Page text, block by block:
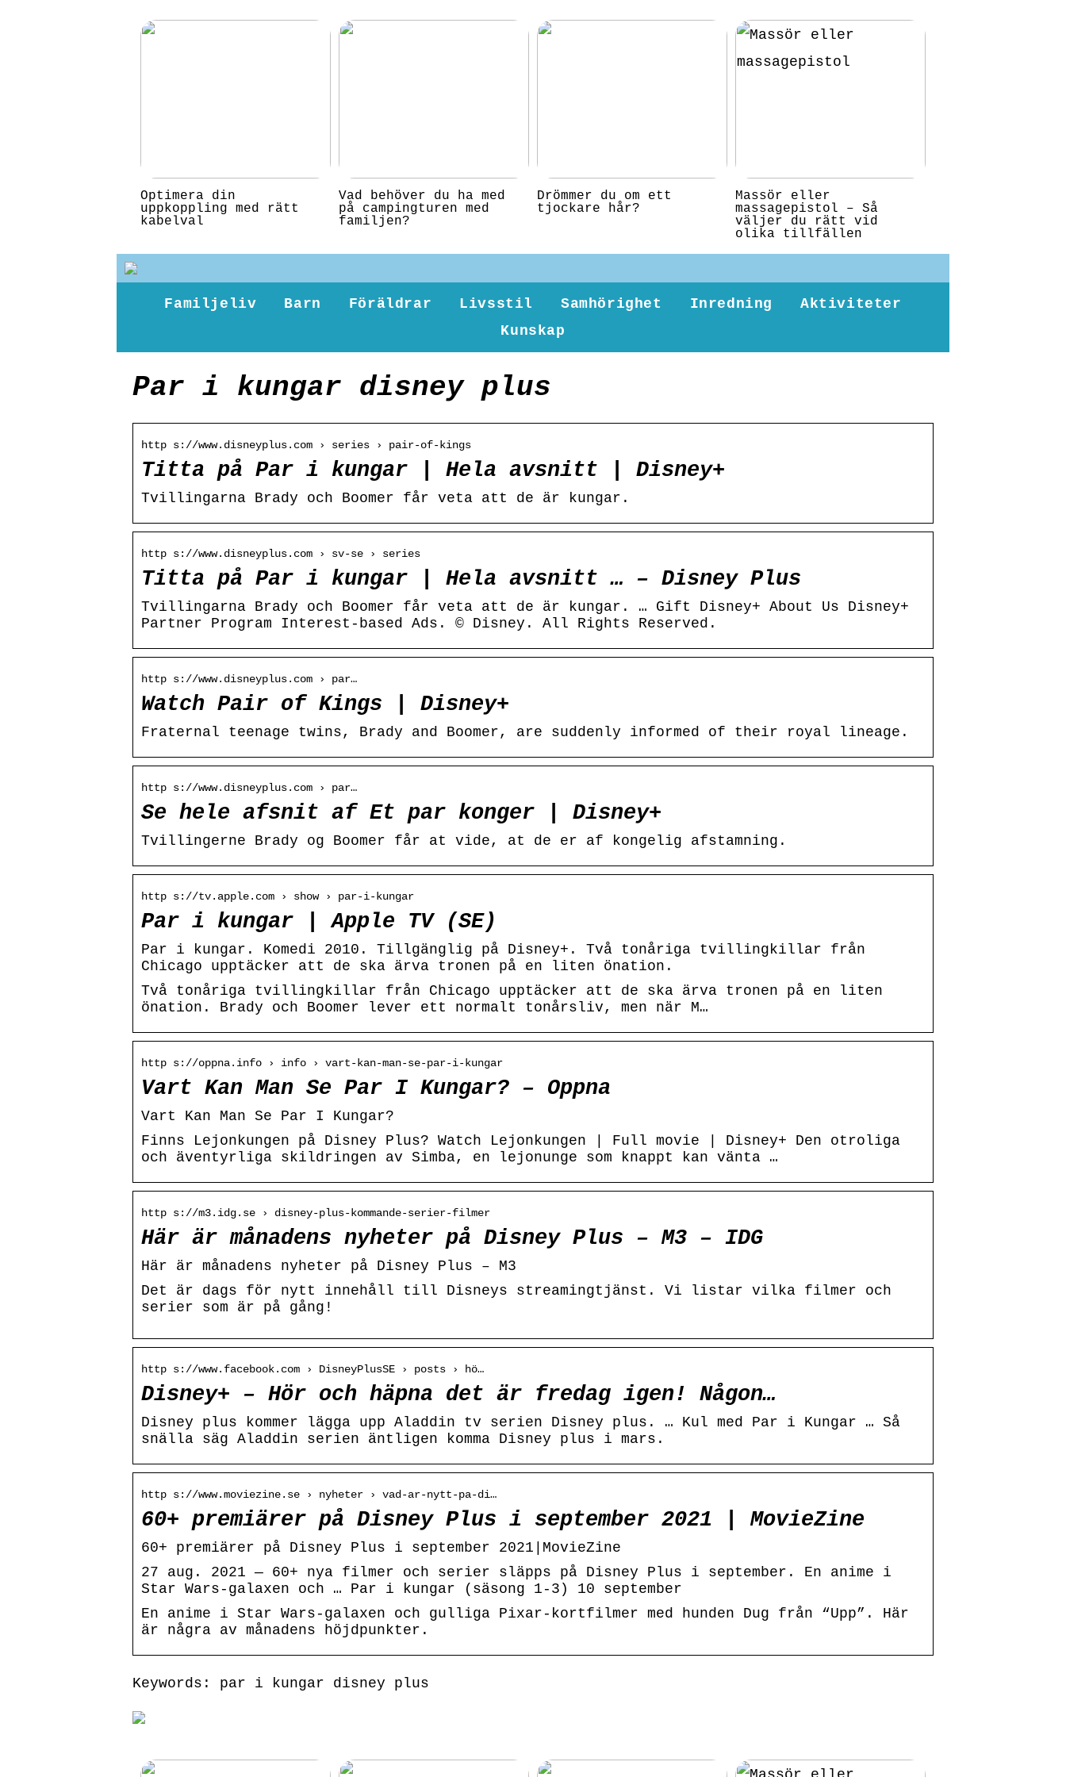
Optimera din
uppkoppling med rätt
kabelval
Vad behöver du ha med
på campingturen med
familjen?
Drömmer du om ett
tjockare hår?
Massör eller
massagepistol – Så
väljer du rätt vid
olika tillfällen
Familjeliv Barn Föräldrar Livsstil Samhörighet Inredning
Aktiviteter
Kunskap
Par i kungar disney plus
http s://www.disneyplus.com › series › pair-of-kings
Titta på Par i kungar | Hela avsnitt | Disney+
Tvillingarna Brady och Boomer får veta att de är kungar.
http s://www.disneyplus.com › sv-se › series
Titta på Par i kungar | Hela avsnitt … – Disney Plus
Tvillingarna Brady och Boomer får veta att de är kungar. … Gift Disney+ About Us Disney+
Partner Program Interest-based Ads. © Disney. All Rights Reserved.
http s://www.disneyplus.com › par…
Watch Pair of Kings | Disney+
Fraternal teenage twins, Brady and Boomer, are suddenly informed of their royal lineage.
http s://www.disneyplus.com › par…
Se hele afsnit af Et par konger | Disney+
Tvillingerne Brady og Boomer får at vide, at de er af kongelig afstamning.
http s://tv.apple.com › show › par-i-kungar
Par i kungar | Apple TV (SE)
Par i kungar. Komedi 2010. Tillgänglig på Disney+. Två tonåriga tvillingkillar från
Chicago upptäcker att de ska ärva tronen på en liten önation.
Två tonåriga tvillingkillar från Chicago upptäcker att de ska ärva tronen på en liten
önation. Brady och Boomer lever ett normalt tonårsliv, men när M…
http s://oppna.info › info › vart-kan-man-se-par-i-kungar
Vart Kan Man Se Par I Kungar? – Oppna
Vart Kan Man Se Par I Kungar?
Finns Lejonkungen på Disney Plus? Watch Lejonkungen | Full movie | Disney+ Den otroliga
och äventyrliga skildringen av Simba, en lejonunge som knappt kan vänta …
http s://m3.idg.se › disney-plus-kommande-serier-filmer
Här är månadens nyheter på Disney Plus – M3 – IDG
Här är månadens nyheter på Disney Plus – M3
Det är dags för nytt innehåll till Disneys streamingtjänst. Vi listar vilka filmer och
serier som är på gång!
http s://www.facebook.com › DisneyPlusSE › posts › hö…
Disney+ – Hör och häpna det är fredag igen! Någon…
Disney plus kommer lägga upp Aladdin tv serien Disney plus. … Kul med Par i Kungar … Så
snälla säg Aladdin serien äntligen komma Disney plus i mars.
http s://www.moviezine.se › nyheter › vad-ar-nytt-pa-di…
60+ premiärer på Disney Plus i september 2021 | MovieZine
60+ premiärer på Disney Plus i september 2021|MovieZine
27 aug. 2021 — 60+ nya filmer och serier släpps på Disney Plus i september. En anime i
Star Wars-galaxen och … Par i kungar (säsong 1-3) 10 september
En anime i Star Wars-galaxen och gulliga Pixar-kortfilmer med hunden Dug från “Upp”. Här
är några av månadens höjdpunkter.
Keywords: par i kungar disney plus